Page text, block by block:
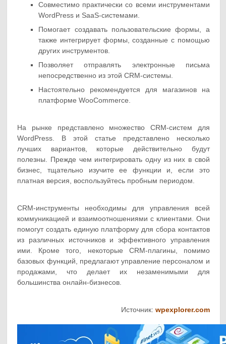
Совместимо практически со всеми инструментами
WordPress и SaaS-системами.
Помогает создавать пользовательские формы, а
также интегрирует формы, созданные с помощью
других инструментов.
Позволяет отправлять электронные письма
непосредственно из этой CRM-системы.
Настоятельно рекомендуется для магазинов на
платформе WooCommerce.
На рынке представлено множество CRM-систем для
WordPress. В этой статье представлено несколько
лучших вариантов, которые действительно будут
полезны. Прежде чем интегрировать одну из них в свой
бизнес, тщательно изучите ее функции и, если это
платная версия, воспользуйтесь пробным периодом.
CRM-инструменты необходимы для управления всей
коммуникацией и взаимоотношениями с клиентами. Они
помогут создать единую платформу для сбора контактов
из различных источников и эффективного управления
ими. Кроме того, некоторые CRM-плагины, помимо
базовых функций, предлагают управление персоналом и
продажами, что делает их незаменимыми для
большинства онлайн-бизнесов.
Источник: wpexplorer.com